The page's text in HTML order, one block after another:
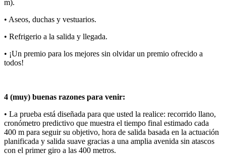
m).
• Aseos, duchas y vestuarios.
• Refrigerio a la salida y llegada.
• ¡Un premio para los mejores sin olvidar un premio ofrecido a
todos!
4 (muy) buenas razones para venir:
• La prueba está diseñada para que usted la realice: recorrido llano,
cronómetro predictivo que muestra el tiempo final estimado cada
400 m para seguir su objetivo, hora de salida basada en la actuación
planificada y salida suave gracias a una amplia avenida sin atascos
con el primer giro a las 400 metros.